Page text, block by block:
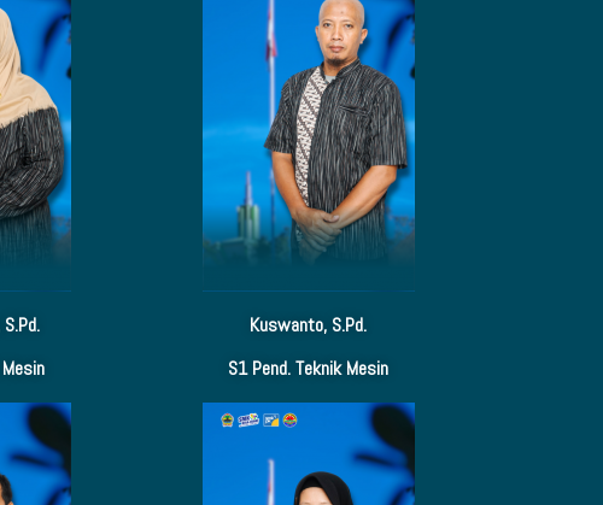
Kuswanto, S.Pd.
S1 Pend. Teknik Mesin